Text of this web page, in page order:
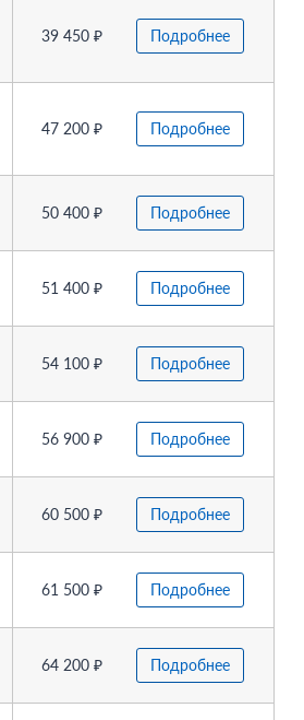
39 450 ₽ Подробнее
47 200 ₽ Подробнее
50 400 ₽ Подробнее
51 400 ₽ Подробнее
54 100 ₽ Подробнее
56 900 ₽ Подробнее
60 500 ₽ Подробнее
61 500 ₽ Подробнее
64 200 ₽ Подробнее